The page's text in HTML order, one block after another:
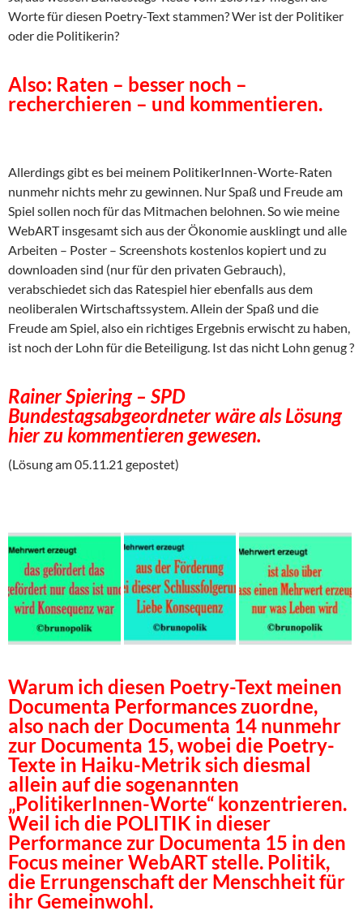
Worte für diesen Poetry-Text stammen? Wer ist der Politiker
oder die Politikerin?
Also: Raten – besser noch –
recherchieren – und kommentieren.
Allerdings gibt es bei meinem PolitikerInnen-Worte-Raten
nunmehr nichts mehr zu gewinnen. Nur Spaß und Freude am
Spiel sollen noch für das Mitmachen belohnen. So wie meine
WebART insgesamt sich aus der Ökonomie ausklingt und alle
Arbeiten – Poster – Screenshots kostenlos kopiert und zu
downloaden sind (nur für den privaten Gebrauch),
verabschiedet sich das Ratespiel hier ebenfalls aus dem
neoliberalen Wirtschaftssystem. Allein der Spaß und die
Freude am Spiel, also ein richtiges Ergebnis erwischt zu haben,
ist noch der Lohn für die Beteiligung. Ist das nicht Lohn genug ?
Rainer Spiering – SPD
Bundestagsabgeordneter wäre als Lösung
hier zu kommentieren gewesen.
(Lösung am 05.11.21 gepostet)
Warum ich diesen Poetry-Text meinen
Documenta Performances zuordne,
also nach der Documenta 14 nunmehr
zur Documenta 15, wobei die Poetry-
Texte in Haiku-Metrik sich diesmal
allein auf die sogenannten
„PolitikerInnen-Worte“ konzentrieren.
Weil ich die POLITIK in dieser
Performance zur Documenta 15 in den
Focus meiner WebART stelle. Politik,
die Errungenschaft der Menschheit für
ihr Gemeinwohl.